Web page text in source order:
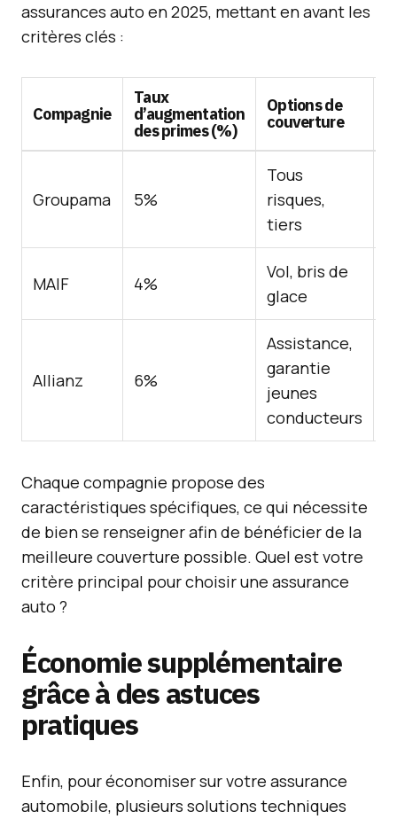
assurances auto en 2025, mettant en avant les
critères clés :
Compagnie
Taux
d’augmentation
des primes (%)
Options de
couverture
Groupama 5%
Tous
risques,
tiers
MAIF 4%
Vol, bris de
glace
Allianz 6%
Assistance,
garantie
jeunes
conducteurs
Chaque compagnie propose des
caractéristiques spécifiques, ce qui nécessite
de bien se renseigner afin de bénéficier de la
meilleure couverture possible. Quel est votre
critère principal pour choisir une assurance
auto ?
Économie supplémentaire
grâce à des astuces
pratiques
Enfin, pour économiser sur votre assurance
automobile, plusieurs solutions techniques